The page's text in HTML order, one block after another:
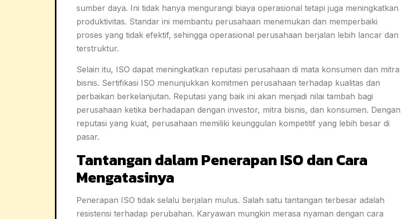
sumber daya. Ini tidak hanya mengurangi biaya operasional tetapi juga meningkatkan
produktivitas. Standar ini membantu perusahaan menemukan dan memperbaiki
proses yang tidak efektif, sehingga operasional perusahaan berjalan lebih lancar dan
terstruktur.
Selain itu, ISO dapat meningkatkan reputasi perusahaan di mata konsumen dan mitra
bisnis. Sertifikasi ISO menunjukkan komitmen perusahaan terhadap kualitas dan
perbaikan berkelanjutan. Reputasi yang baik ini akan menjadi nilai tambah bagi
perusahaan ketika berhadapan dengan investor, mitra bisnis, dan konsumen. Dengan
reputasi yang kuat, perusahaan memiliki keunggulan kompetitif yang lebih besar di
pasar.
Tantangan dalam Penerapan ISO dan Cara
Mengatasinya
Penerapan ISO tidak selalu berjalan mulus. Salah satu tantangan terbesar adalah
resistensi terhadap perubahan. Karyawan mungkin merasa nyaman dengan cara